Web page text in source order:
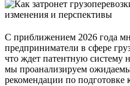
С приближением 2026 года
предприниматели в сфере
что ждет патентную систему
мы проанализируем
рекомендации по